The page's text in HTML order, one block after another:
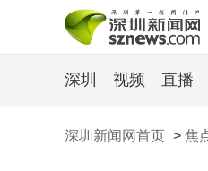
深圳 视频 直播
深圳新闻网首页 > 焦